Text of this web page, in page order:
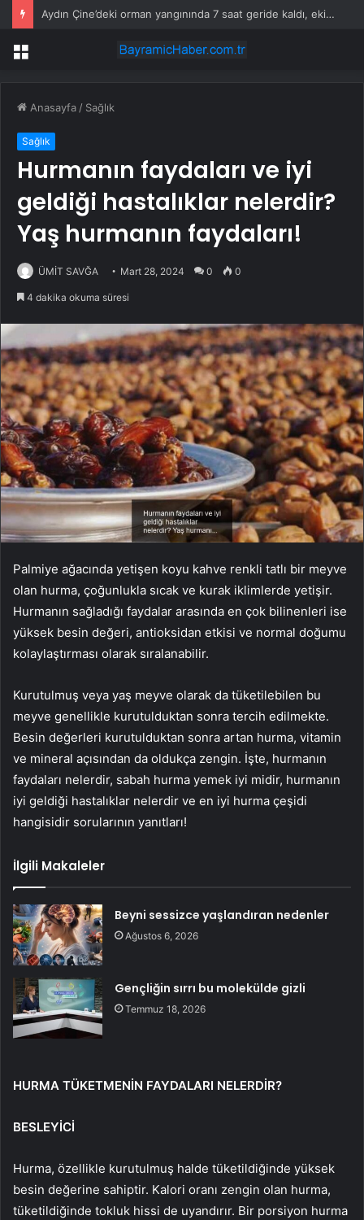
Kaymakam Eskimez’den Trafik Denetimine Ziyaret
Menü
Anasayfa / Sağlık
Sağlık
Hurmanın faydaları ve iyi
geldiği hastalıklar nelerdir?
Yaş hurmanın faydaları!
ÜMİT SAVĞA Mart 28, 2024 0 0
4 dakika okuma süresi
Palmiye ağacında yetişen koyu kahve renkli tatlı bir meyve
olan hurma, çoğunlukla sıcak ve kurak iklimlerde yetişir.
Hurmanın sağladığı faydalar arasında en çok bilinenleri ise
yüksek besin değeri, antioksidan etkisi ve normal doğumu
kolaylaştırması olarak sıralanabilir.
Kurutulmuş veya yaş meyve olarak da tüketilebilen bu
meyve genellikle kurutulduktan sonra tercih edilmekte.
Besin değerleri kurutulduktan sonra artan hurma, vitamin
ve mineral açısından da oldukça zengin. İşte, hurmanın
faydaları nelerdir, sabah hurma yemek iyi midir, hurmanın
iyi geldiği hastalıklar nelerdir ve en iyi hurma çeşidi
hangisidir sorularının yanıtları!
İlgili Makaleler
Beyni sessizce yaşlandıran nedenler
Ağustos 6, 2026
Gençliğin sırrı bu molekülde gizli
Temmuz 18, 2026
HURMA TÜKETMENİN FAYDALARI NELERDİR?
BESLEYİCİ
Hurma, özellikle kurutulmuş halde tüketildiğinde yüksek
besin değerine sahiptir. Kalori oranı zengin olan hurma,
tüketildiğinde tokluk hissi de uyandırır. Bir porsiyon hurma